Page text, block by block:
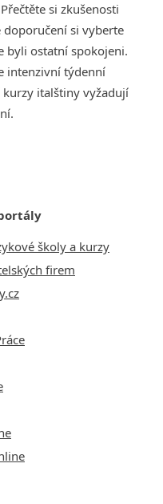
si zkušenosti
si vyberte
byli ostatní spokojeni.
intenzivní týdenní
kurzy italštiny vyžadují
školy a kurzy
firem